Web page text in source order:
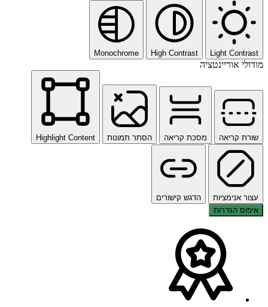
Light Contrast
High Contrast
Monochrome
מודולי אוריינטציה
שורת קריאה מסכת קריאה הסתר תמונות Highlight Content
עצור אנימציות
הדגש קישורים
איפוס הגדרות